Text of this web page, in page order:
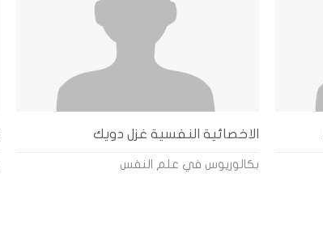
الاخصائية النفسية غزل دويك
بكالوريوس في علم النفس